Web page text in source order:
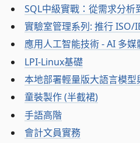
SQL中級實戰：從需求分析
實驗室管理系列: 推行 ISO/
應用人工智能技術 - AI 多
LPI-Linux基礎
本地部署輕量版大語言模型
童裝製作 (半截裙)
手語高階
會計文員實務